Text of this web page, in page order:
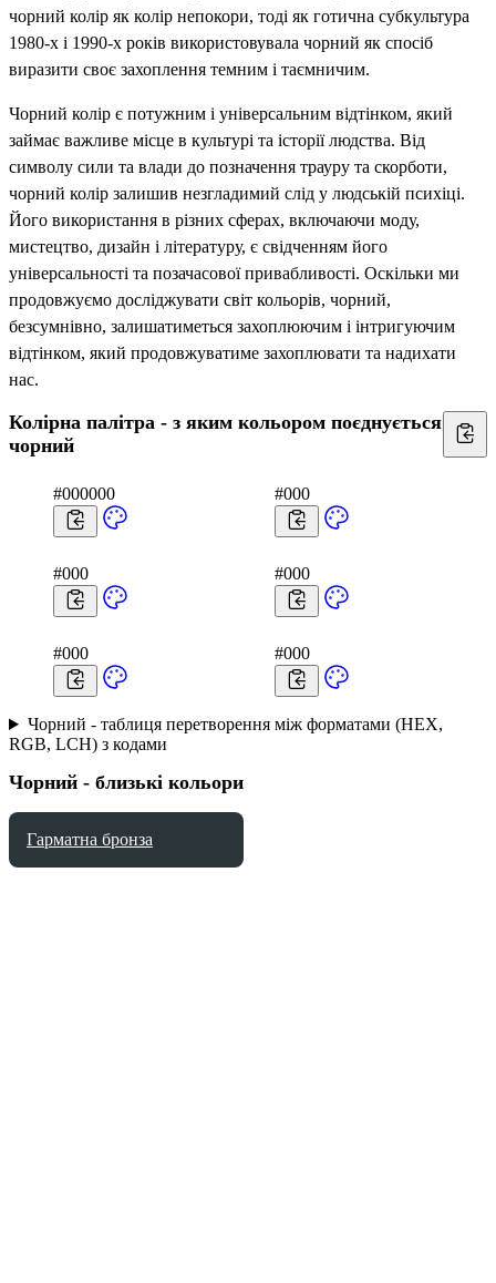
чорний колір як колір непокори, тоді як готична субкультура
1980-х і 1990-х років використовувала чорний як спосіб
виразити своє захоплення темним і таємничим.
Чорний колір є потужним і універсальним відтінком, який
займає важливе місце в культурі та історії людства. Від
символу сили та влади до позначення трауру та скорботи,
чорний колір залишив незгладимий слід у людській психіці.
Його використання в різних сферах, включаючи моду,
мистецтво, дизайн і літературу, є свідченням його
універсальності та позачасової привабливості. Оскільки ми
продовжуємо досліджувати світ кольорів, чорний,
безсумнівно, залишатиметься захоплюючим і інтригуючим
відтінком, який продовжуватиме захоплювати та надихати
нас.
Колірна палітра - з яким кольором поєднується
чорний
#000000 #000
#000 #000
#000 #000
Чорний - таблиця перетворення між форматами (HEX,
RGB, LCH) з кодами
Чорний - близькі кольори
Гарматна бронза